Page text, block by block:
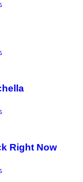
Right Now